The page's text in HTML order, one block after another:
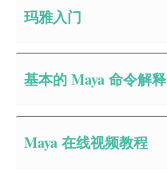
玛雅入门
基本的 Maya 命令解释
Maya 在线视频教程